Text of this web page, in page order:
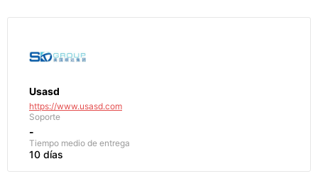
Usasd
https://www.usasd.com
Soporte
-
Tiempo medio de entrega
10 días